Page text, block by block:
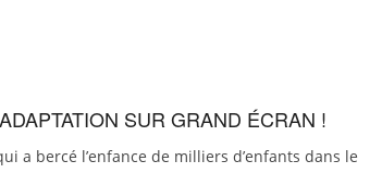
SUR GRAND ÉCRAN !
a bercé l’enfance de milliers d’enfants dans le